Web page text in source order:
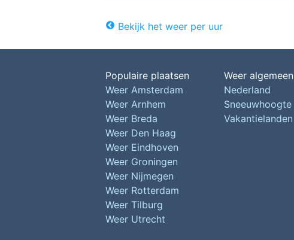
Bekijk het weer per uur
Populaire plaatsen
Weer Amsterdam
Weer Arnhem
Weer Breda
Weer Den Haag
Weer Eindhoven
Weer Groningen
Weer Nijmegen
Weer Rotterdam
Weer Tilburg
Weer Utrecht
Weer algemeen
Nederland
Sneeuwhoogte
Vakantielanden